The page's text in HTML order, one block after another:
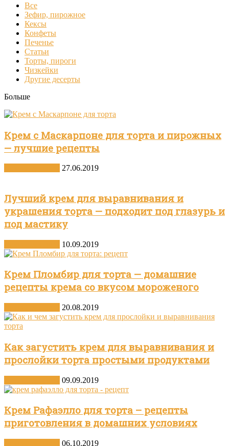
Все
Зефир, пирожное
Кексы
Конфеты
Печенье
Статьи
Торты, пироги
Чизкейки
Другие десерты
Больше
Крем с Маскарпоне для торта и пирожных
— лучшие рецепты
27.06.2019
Лучший крем для выравнивания и
украшения торта — подходит под глазурь и
под мастику
10.09.2019
Крем Пломбир для торта — домашние
рецепты крема со вкусом мороженого
20.08.2019
Как загустить крем для выравнивания и
прослойки торта простыми продуктами
09.09.2019
Крем Рафаэлло для торта – рецепты
приготовления в домашних условиях
06.10.2019